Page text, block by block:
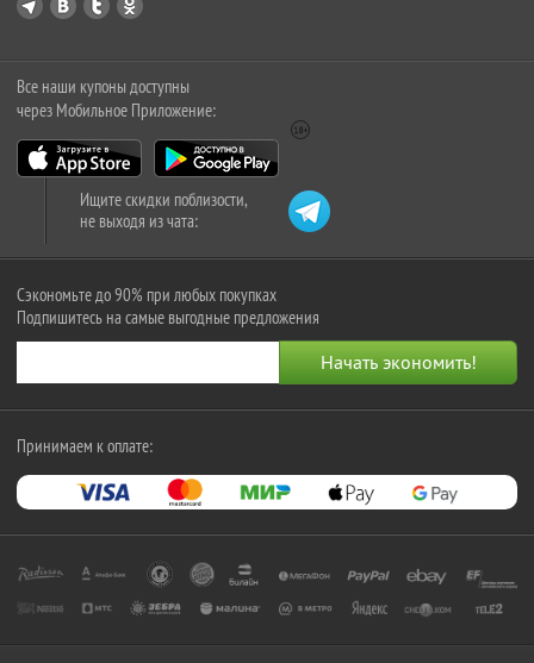
Все наши купоны доступны
через Мобильное Приложение:
Ищите скидки поблизости,
не выходя из чата:
Сэкономьте до 90% при любых покупках
Подпишитесь на самые выгодные предложения
Принимаем к оплате: